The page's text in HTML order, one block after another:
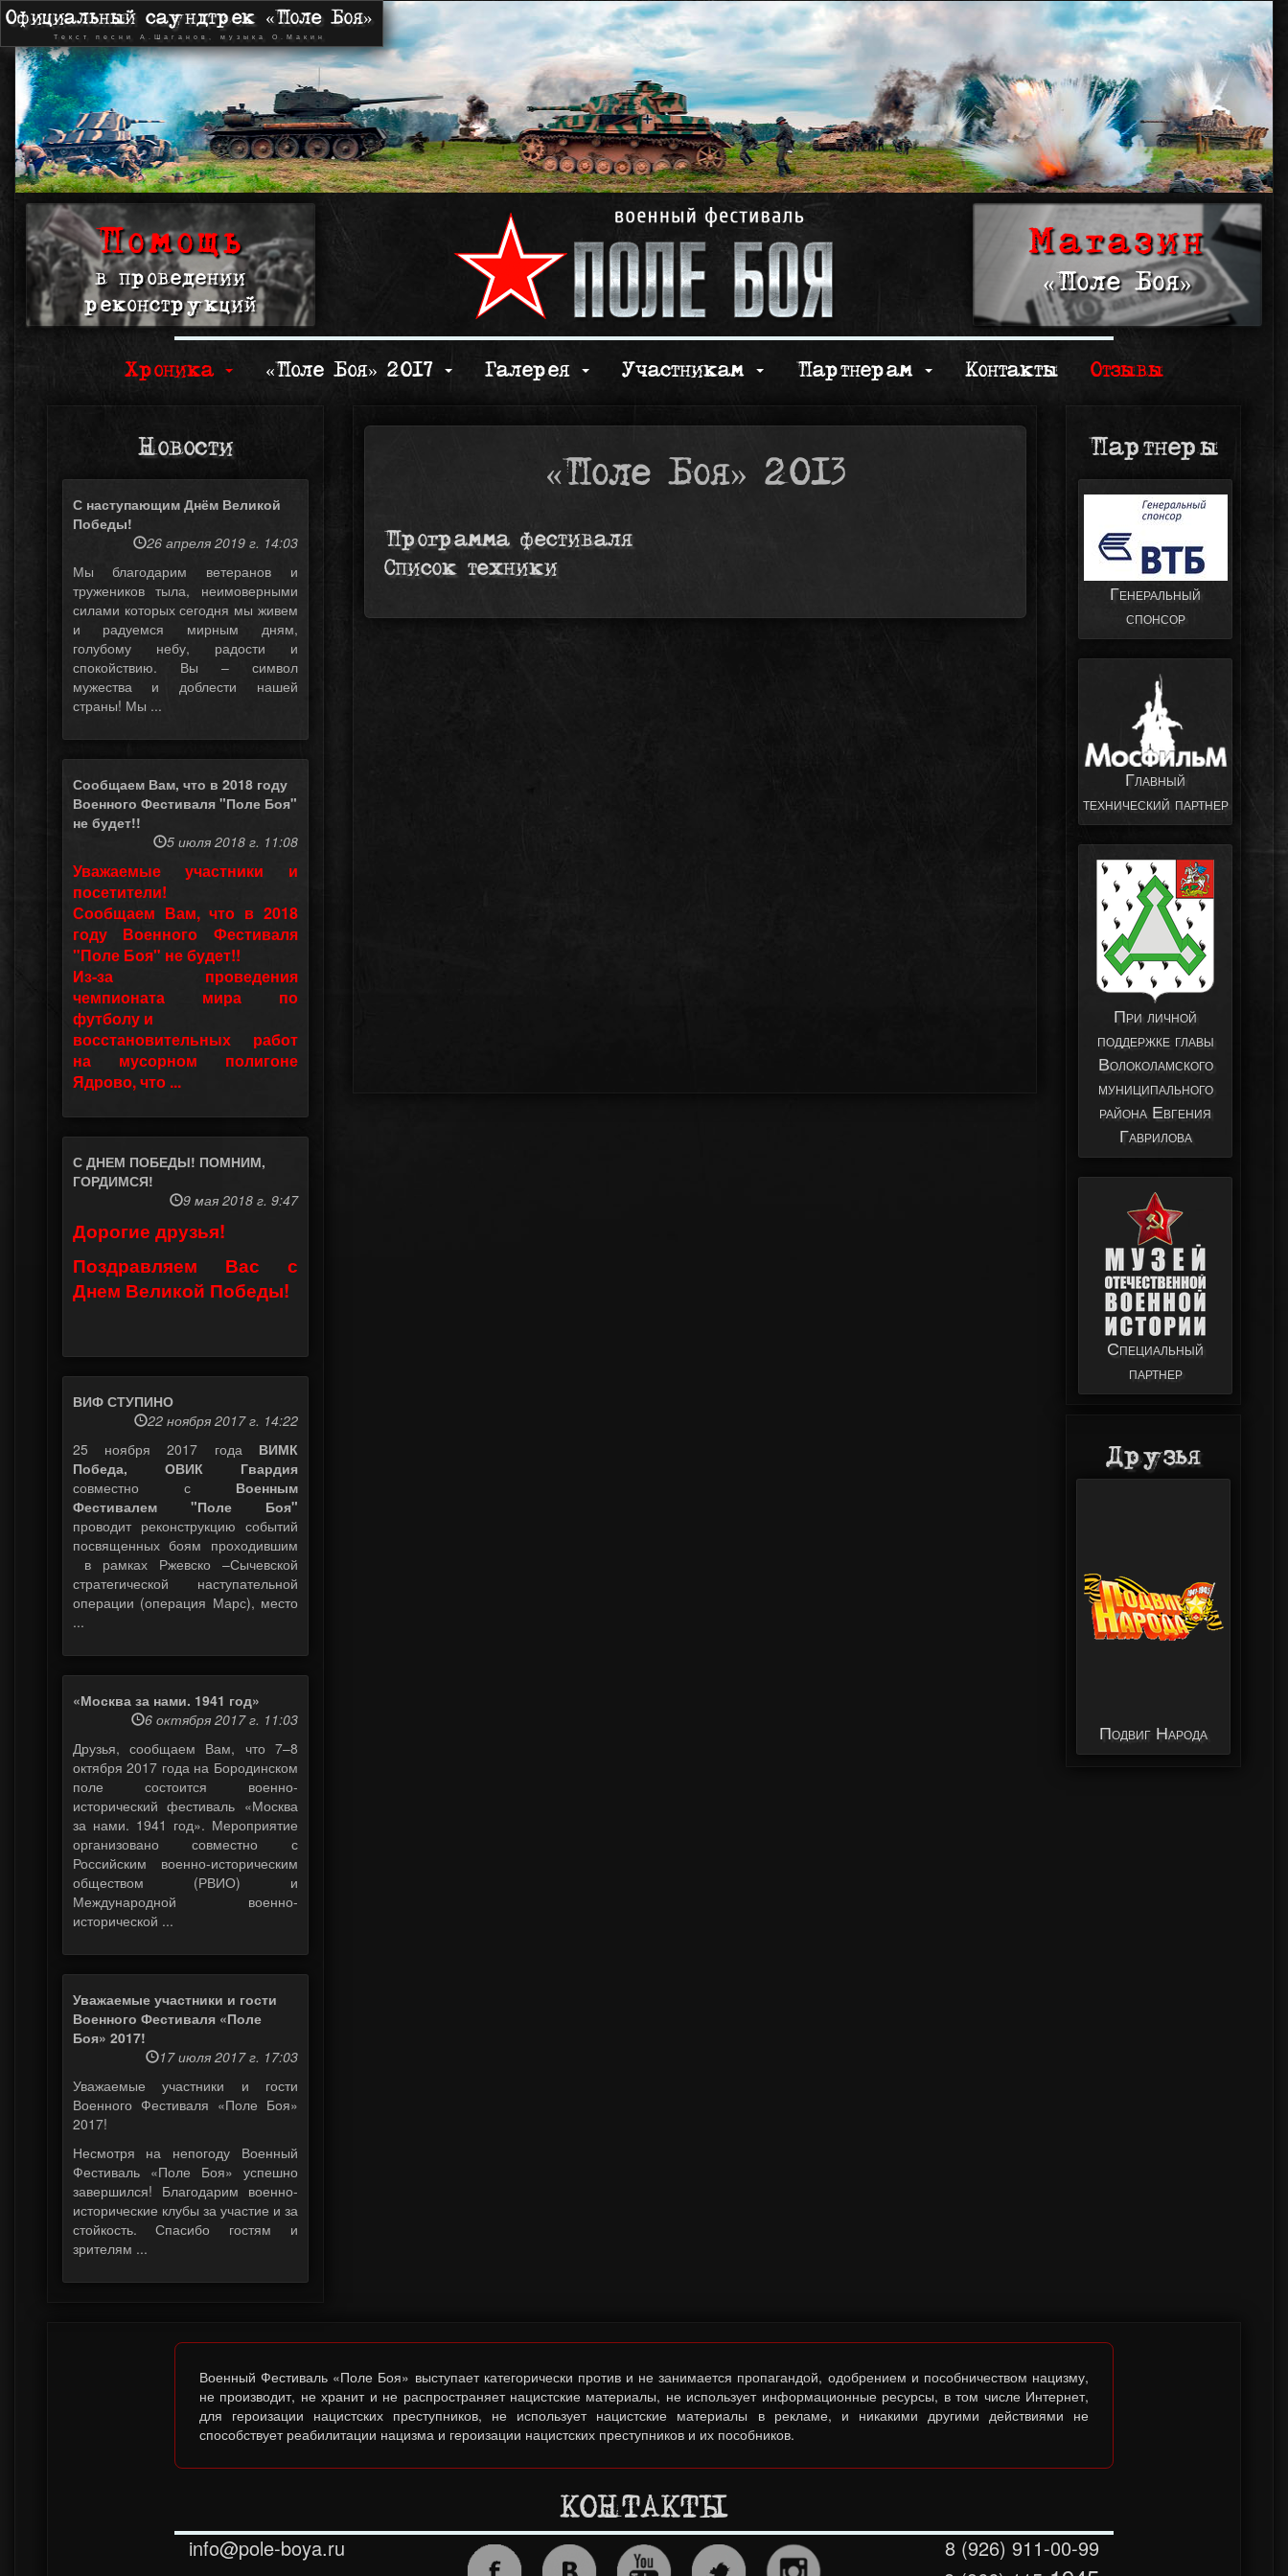
Официальный саундтрек «Поле Боя»
Текст песни А.Шаганов, музыка О.Макин
Помощь
в проведении
реконструкций
Магазин
«Поле Боя»
Хроника «Поле Боя» 2017 Галерея Участникам Партнерам Контакты Отзывы
«Поле Боя» 2013
Программа фестиваля
Список техники
Новости
С наступающим Днём Великой
Победы!
26 апреля 2019 г. 14:03
Мы благодарим ветеранов и
тружеников тыла, неимоверными
силами которых сегодня мы живем
и радуемся мирным дням,
голубому небу, радости и
спокойствию. Вы – символ
мужества и доблести нашей
страны! Мы ...
Сообщаем Вам, что в 2018 году
Военного Фестиваля "Поле Боя"
не будет!!
5 июля 2018 г. 11:08
Уважаемые участники и
посетители!
Сообщаем Вам, что в 2018
году Военного Фестиваля
"Поле Боя" не будет!!
Из-за проведения
чемпионата мира по
футболу и
восстановительных работ
на мусорном полигоне
Ядрово, что ...
С ДНЕМ ПОБЕДЫ! ПОМНИМ,
ГОРДИМСЯ!
9 мая 2018 г. 9:47
Дорогие друзья!
Поздравляем Вас с
Днем Великой Победы!
ВИФ СТУПИНО
22 ноября 2017 г. 14:22
25 ноября 2017 года ВИМК
Победа, ОВИК Гвардия
совместно с Военным
Фестивалем "Поле Боя"
проводит реконструкцию событий
посвященных боям проходившим
в рамках Ржевско –Сычевской
стратегической наступательной
операции (операция Марс), место
...
«Москва за нами. 1941 год»
6 октября 2017 г. 11:03
Друзья, сообщаем Вам, что 7–8
октября 2017 года на Бородинском
поле состоится военно-
исторический фестиваль «Москва
за нами. 1941 год». Мероприятие
организовано совместно с
Российским военно-историческим
обществом (РВИО) и
Международной военно-
исторической ...
Уважаемые участники и гости
Военного Фестиваля «Поле
Боя» 2017!
17 июля 2017 г. 17:03
Уважаемые участники и гости
Военного Фестиваля «Поле Боя»
2017!
Несмотря на непогоду Военный
Фестиваль «Поле Боя» успешно
завершился! Благодарим военно-
исторические клубы за участие и за
стойкость. Спасибо гостям и
зрителям ...
Партнеры
Генеральный
спонсор
Главный
технический партнер
При личной
поддержке главы
Волоколамского
муниципального
района Евгения
Гаврилова
Специальный
партнер
Друзья
Подвиг Народа
Военный Фестиваль «Поле Боя» выступает категорически против и не занимается пропагандой, одобрением и пособничеством нацизму,
не производит, не хранит и не распространяет нацистские материалы, не использует информационные ресурсы, в том числе Интернет,
для героизации нацистских преступников, не использует нацистские материалы в рекламе, и никакими другими действиями не
способствует реабилитации нацизма и героизации нацистских преступников и их пособников.
КОНТАКТЫ
info@pole-boya.ru
8 (926) 911-00-99